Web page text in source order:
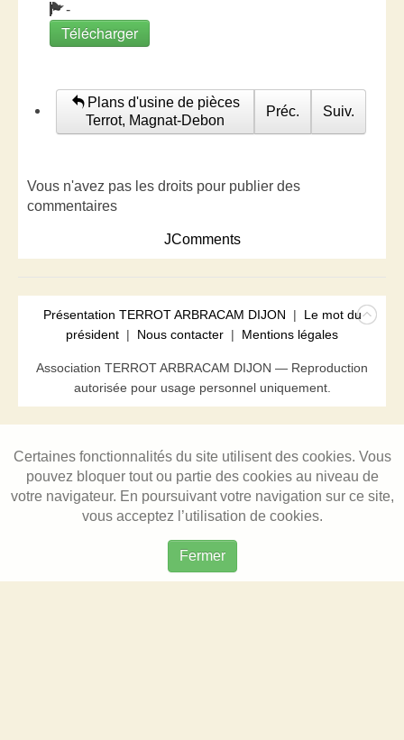
-
Télécharger
Plans d'usine de pièces
Terrot, Magnat-Debon
Préc. Suiv.
Vous n'avez pas les droits pour publier des
commentaires
JComments
Présentation TERROT ARBRACAM DIJON | Le mot du
président | Nous contacter | Mentions légales
Association TERROT ARBRACAM DIJON — Reproduction
autorisée pour usage personnel uniquement.
Certaines fonctionnalités du site utilisent des cookies. Vous
pouvez bloquer tout ou partie des cookies au niveau de
votre navigateur. En poursuivant votre navigation sur ce site,
vous acceptez l’utilisation de cookies.
Fermer